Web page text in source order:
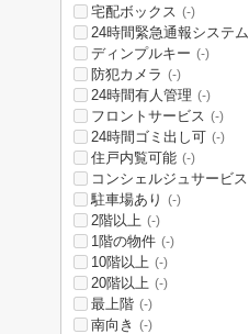
宅配ボックス (-)
24時間緊急通報システム
ディンプルキー (-)
防犯カメラ (-)
24時間有人管理 (-)
フロントサービス (-)
24時間ゴミ出し可 (-)
住戸内覧可能 (-)
コンシェルジュサービス
駐車場あり (-)
2階以上 (-)
1階の物件 (-)
10階以上 (-)
20階以上 (-)
最上階 (-)
南向き (-)